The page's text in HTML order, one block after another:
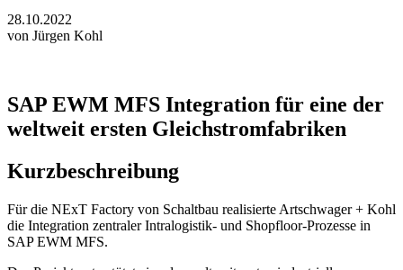
28.10.2022
von Jürgen Kohl
SAP EWM MFS Integration für eine der
weltweit ersten Gleichstromfabriken
Kurzbeschreibung
Für die NExT Factory von Schaltbau realisierte Artschwager + Kohl
die Integration zentraler Intralogistik- und Shopfloor-Prozesse in
SAP EWM MFS.